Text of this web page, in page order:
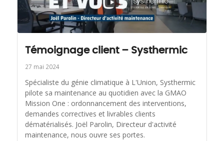
Témoignage client – Systhermic
27 mai 2024
Spécialiste du génie climatique à L'Union, Systhermic
pilote sa maintenance au quotidien avec la GMAO
Mission One : ordonnancement des interventions,
demandes correctives et livrables clients
dématérialisés. Joël Parolin, Directeur d'activité
maintenance, nous ouvre ses portes.